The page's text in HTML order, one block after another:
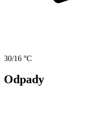
30/16 °C
Odpady